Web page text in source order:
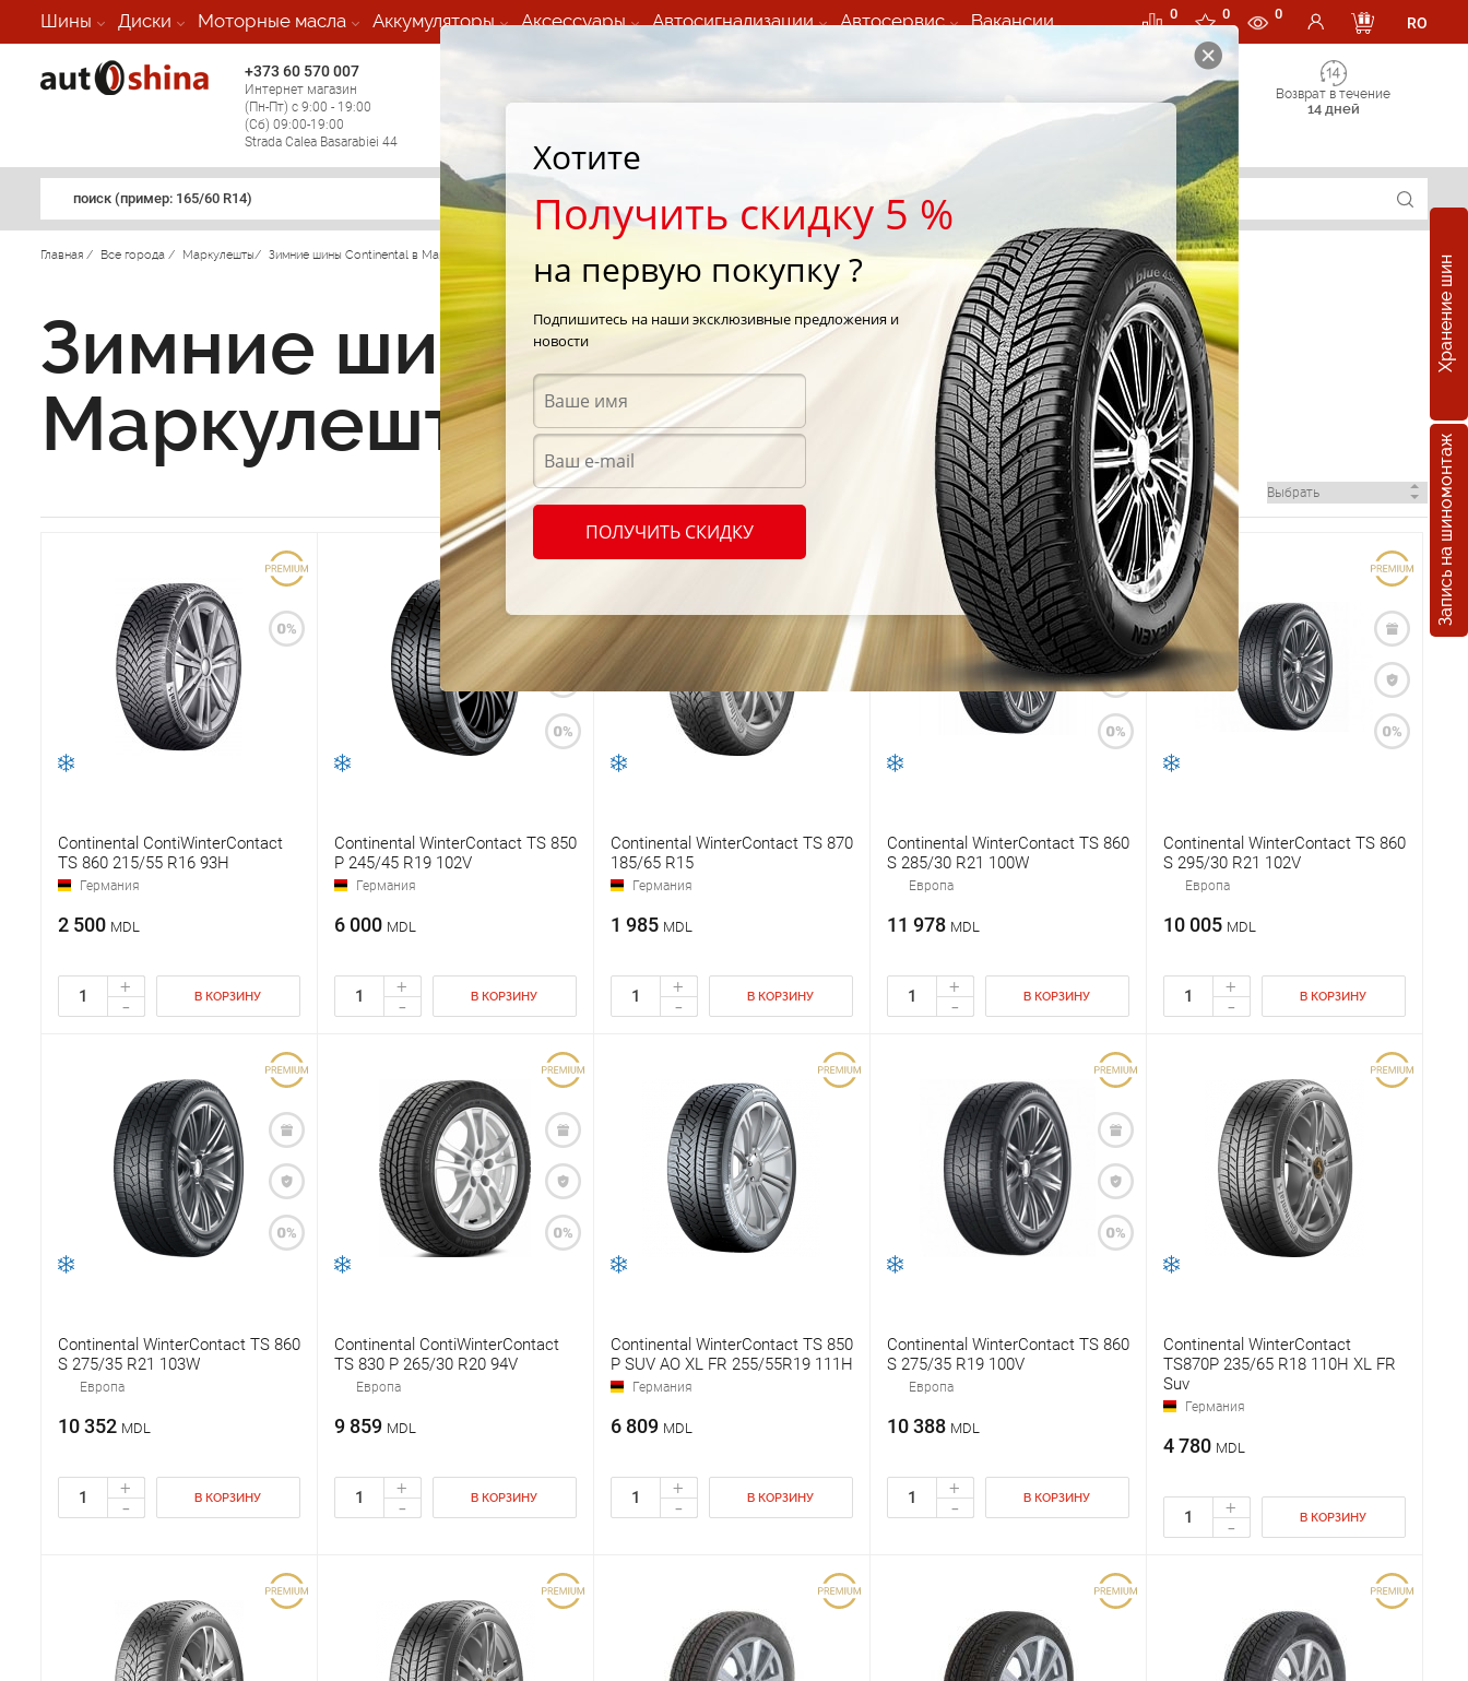
Шины Диски Моторные масла Аккумуляторы Аксессуары Автосигнализации Автосервис Вакансии 0 0 0
RO
+373 60 570 007
Интернет магазин
(Пн-Пт) с 9:00 - 19:00
(Сб) 09:00-19:00
Strada Calea Basarabiei 44
(круглосуточно по всем
(Пн-Пт) с 9:00 - 19:00
Возврат в течение
14 дней
поиск (примеp: 165/60 R14)
Хранение шин
Запись на шиномонтаж
Главная / Все города / Маркулешты/ Зимние шины Continental в Маркулештах /
Зимние шины Continental в
Маркулештах
Continental ContiWinterContact
TS 860 215/55 R16 93H
Германия
2 500 MDL
+
- В КОРЗИНУ
Continental WinterContact TS 850
P 245/45 R19 102V
Германия
6 000 MDL
+
- В КОРЗИНУ
Continental WinterContact TS 870
185/65 R15
Германия
1 985 MDL
+
- В КОРЗИНУ
Continental WinterContact TS 860
S 285/30 R21 100W
Европа
11 978 MDL
+
- В КОРЗИНУ
Continental WinterContact TS 860
S 295/30 R21 102V
Европа
10 005 MDL
+
- В КОРЗИНУ
Continental WinterContact TS 860
S 275/35 R21 103W
Европа
10 352 MDL
+
- В КОРЗИНУ
Continental ContiWinterContact
TS 830 P 265/30 R20 94V
Европа
9 859 MDL
+
- В КОРЗИНУ
Continental WinterContact TS 850
P SUV AO XL FR 255/55R19 111H
Германия
6 809 MDL
+
- В КОРЗИНУ
Continental WinterContact TS 860
S 275/35 R19 100V
Европа
10 388 MDL
+
- В КОРЗИНУ
Continental WinterContact
TS870P 235/65 R18 110H XL FR
Suv
Германия
4 780 MDL
+
- В КОРЗИНУ
Хотите
Получить скидку 5 %
на первую покупку ?
Подпишитесь на наши эксклюзивные предложения и
новости
ПОЛУЧИТЬ СКИДКУ